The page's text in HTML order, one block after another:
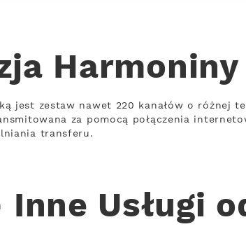
Harmoniny
jest zestaw nawet 220 kanałów o różnej
za pomocą połączenia
transferu.
Usługi